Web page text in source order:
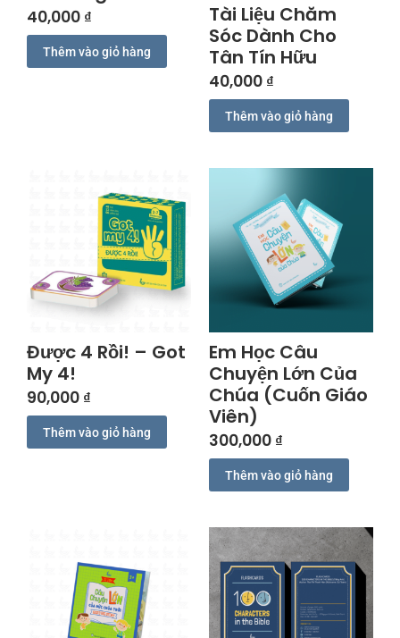
40,000 ₫
Thêm vào giỏ hàng
Tài Liệu Chăm
Sóc Dành Cho
Tân Tín Hữu
40,000 ₫
Thêm vào giỏ hàng
Được 4 Rồi! – Got
My 4!
90,000 ₫
Thêm vào giỏ hàng
Em Học Câu
Chuyện Lớn Của
Chúa (Cuốn Giáo
Viên)
300,000 ₫
Thêm vào giỏ hàng